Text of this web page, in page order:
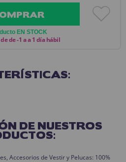
EN STOCK
de -1 a a 1 día hábil
DE NUESTROS
Accesorios de Vestir y Pelucas: 100%